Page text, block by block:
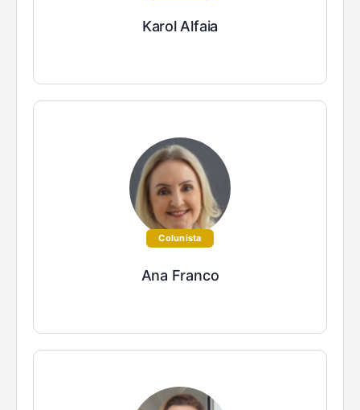
Karol Alfaia
Colunista
Ana Franco